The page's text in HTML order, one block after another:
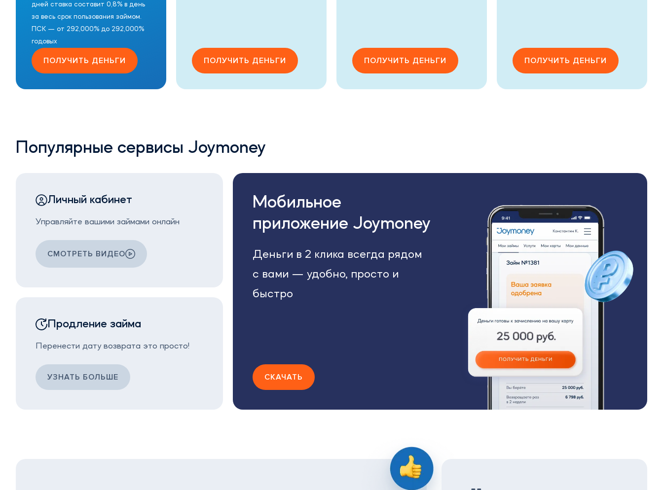
дней ставка составит 0,8% в день
за весь срок пользования займом.
ПСК — от 292,000% до 292,000%
годовых
ПОЛУЧИТЬ ДЕНЬГИ ПОЛУЧИТЬ ДЕНЬГИ ПОЛУЧИТЬ ДЕНЬГИ ПОЛУЧИТЬ ДЕНЬГИ
Популярные сервисы Joymoney
Личный кабинет
Управляйте вашими займами онлайн
СМОТРЕТЬ ВИДЕО
Продление займа
Перенести дату возврата это просто!
УЗНАТЬ БОЛЬШЕ
Мобильное
приложение Joymoney
Деньги в 2 клика всегда рядом
с вами — удобно, просто и
быстро
СКАЧАТЬ